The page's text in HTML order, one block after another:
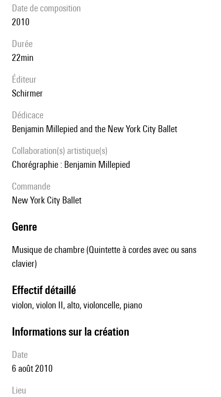
date de composition
2010
durée
22min
éditeur
Schirmer
Dédicace
Benjamin Millepied and the New York City Ballet
Collaboration(s) artistique(s)
Chorégraphie : Benjamin Millepied
Commande
New York City Ballet
genre
Musique de chambre (Quintette à cordes avec ou sans
clavier)
effectif détaillé
violon, violon II, alto, violoncelle, piano
informations sur la création
date
6 août 2010
lieu